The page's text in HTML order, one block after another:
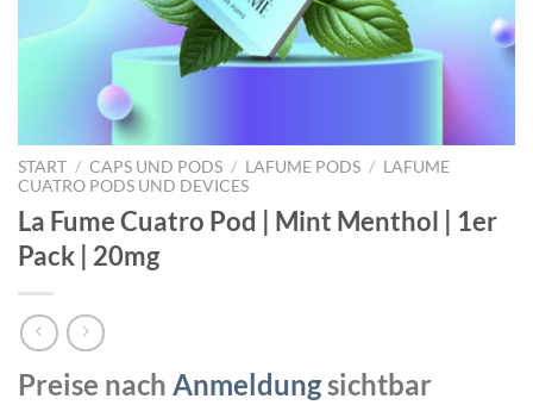
START / CAPS UND PODS / LAFUME PODS / LAFUME
CUATRO PODS UND DEVICES
La Fume Cuatro Pod | Mint Menthol | 1er
Pack | 20mg
Preise nach Anmeldungsichtbar